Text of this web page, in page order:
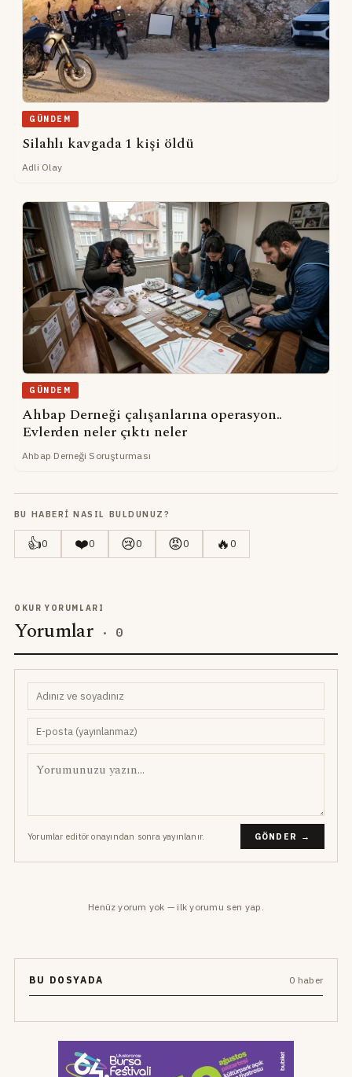
GÜNDEM
Silahlı kavgada 1 kişi öldü
Adli Olay
GÜNDEM
Ahbap Derneği çalışanlarına operasyon..
Evlerden neler çıktı neler
Ahbap Derneği Soruşturması
BU HABERI NASIL BULDUNUZ?
👍0 ❤️0 😢0 😡0 🔥0
OKUR YORUMLARI
Yorumlar · 0
Yorumlar editör onayından sonra yayınlanır. GÖNDER →
Henüz yorum yok — ilk yorumu sen yap.
BU DOSYADA 0 haber